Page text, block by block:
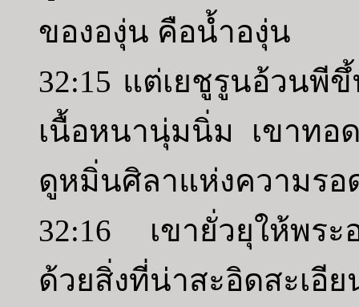
ขององุ่น คือน้ำองุ่น
32:15 แต่เยชูรูนอ้วนพี
เนื้อหนานุ่มนิ่ม เขาทอ
ดูหมิ่นศิลาแห่งความรอ
32:16 เขายั่วยุให้พระ
ด้วยสิ่งที่น่าสะอิดสะเอี